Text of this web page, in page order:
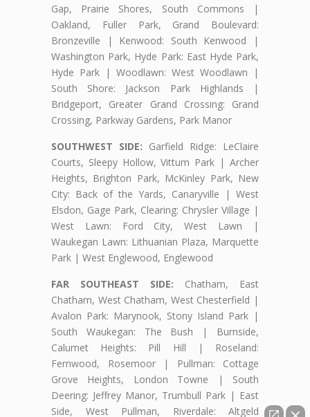
Gap, Prairie Shores, South Commons |
Oakland, Fuller Park, Grand Boulevard:
Bronzeville | Kenwood: South Kenwood |
Washington Park, Hyde Park: East Hyde Park,
Hyde Park | Woodlawn: West Woodlawn |
South Shore: Jackson Park Highlands |
Bridgeport, Greater Grand Crossing: Grand
Crossing, Parkway Gardens, Park Manor
SOUTHWEST SIDE: Garfield Ridge: LeClaire
Courts, Sleepy Hollow, Vittum Park | Archer
Heights, Brighton Park, McKinley Park, New
City: Back of the Yards, Canaryville | West
Elsdon, Gage Park, Clearing: Chrysler Village |
West Lawn: Ford City, West Lawn |
Waukegan Lawn: Lithuanian Plaza, Marquette
Park | West Englewood, Englewood
FAR SOUTHEAST SIDE: Chatham, East
Chatham, West Chatham, West Chesterfield |
Avalon Park: Marynook, Stony Island Park |
South Waukegan: The Bush | Burnside,
Calumet Heights: Pill Hill | Roseland:
Fernwood, Rosemoor | Pullman: Cottage
Grove Heights, London Towne | South
Deering: Jeffrey Manor, Trumbull Park | East
Side, West Pullman, Riverdale: Altgeld